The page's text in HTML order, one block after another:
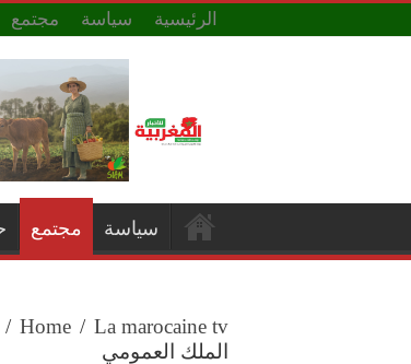
الرئيسية سياسة مجتمع
سياسة مجتمع
Home / La marocaine tv
/
الملك العمومي